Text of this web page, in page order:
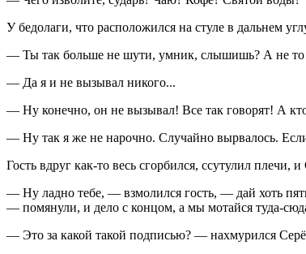
У бедолаги, что расположился на стуле в дальнем
— Ты так больше не шути, умник, слышишь? А не
— Да я и не вызывал никого...
— Ну конечно, он не вызывал! Все так говорят! А
— Ну так я же не нарочно. Случайно вырвалось.
Гость вдруг как-то весь сгорбился, ссутулил
— Ну ладно тебе, — взмолился гость, — дай хоть
— помянули, и дело с концом, а мы мотайся туда-
— Это за какой такой подписью? — нахмурился